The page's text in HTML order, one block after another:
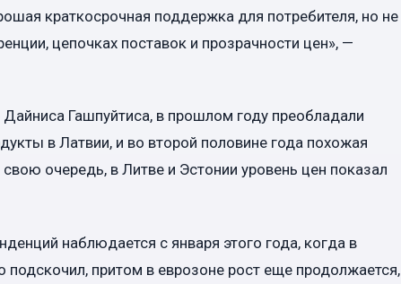
краткосрочная поддержка для потребителя, но не
цепочках поставок и прозрачности цен», —
Гашпуйтиса, в прошлом году преобладали
в Латвии, и во второй половине года похожая
очередь, в Литве и Эстонии уровень цен показал
наблюдается с января этого года, когда в
подскочил, притом в еврозоне рост еще продолжается,